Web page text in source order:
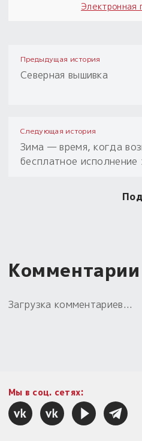
Электронная
Предыдущая история
Северная вышивка
Следующая история
Зима — время, когда
бесплатное исполнение
Комментарии
Загрузка комментариев...
Мы в соц. сетях: